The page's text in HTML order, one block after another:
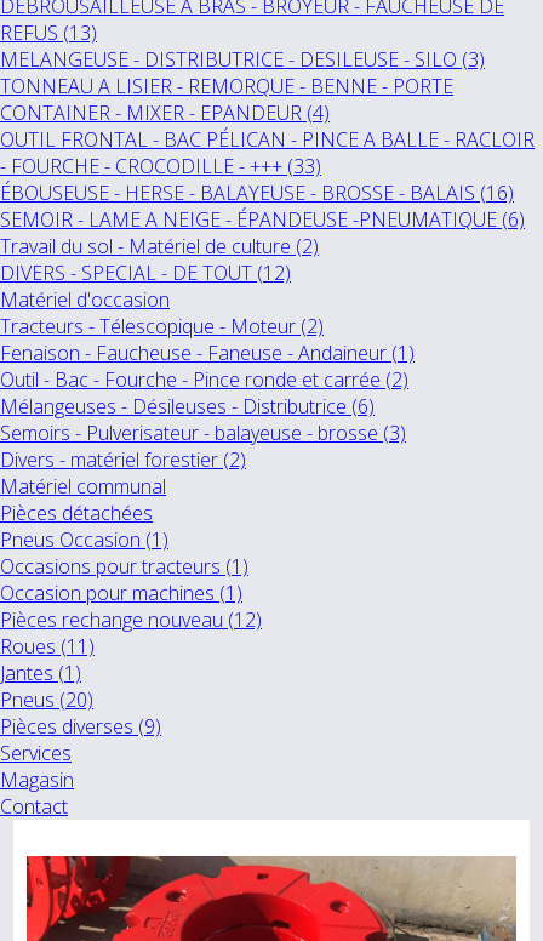
DEBROUSAILLEUSE A BRAS - BROYEUR - FAUCHEUSE DE
REFUS (13)
MELANGEUSE - DISTRIBUTRICE - DESILEUSE - SILO (3)
TONNEAU A LISIER - REMORQUE - BENNE - PORTE
CONTAINER - MIXER - EPANDEUR (4)
OUTIL FRONTAL - BAC PÉLICAN - PINCE A BALLE - RACLOIR
- FOURCHE - CROCODILLE - +++ (33)
ÉBOUSEUSE - HERSE - BALAYEUSE - BROSSE - BALAIS (16)
SEMOIR - LAME A NEIGE - ÉPANDEUSE -PNEUMATIQUE (6)
Travail du sol - Matériel de culture (2)
DIVERS - SPECIAL - DE TOUT (12)
Matériel d'occasion
Tracteurs - Télescopique - Moteur (2)
Fenaison - Faucheuse - Faneuse - Andaineur (1)
Outil - Bac - Fourche - Pince ronde et carrée (2)
Mélangeuses - Désileuses - Distributrice (6)
Semoirs - Pulverisateur - balayeuse - brosse (3)
Divers - matériel forestier (2)
Matériel communal
Pièces détachées
Pneus Occasion (1)
Occasions pour tracteurs (1)
Occasion pour machines (1)
Pièces rechange nouveau (12)
Roues (11)
Jantes (1)
Pneus (20)
Pièces diverses (9)
Services
Magasin
Contact